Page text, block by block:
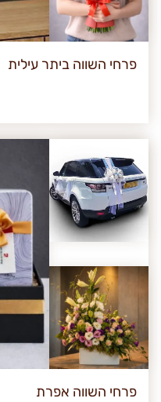
פרחי השווה ביתר עילית
פרחי השווה אפרת